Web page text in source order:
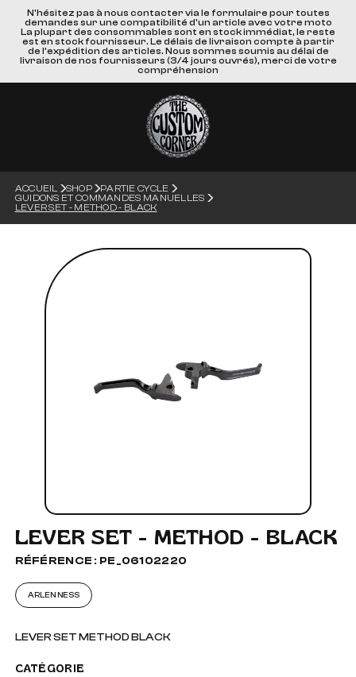
N'hésitez pas à nous contacter via le formulaire pour toutes
demandes sur une compatibilité d'un article avec votre moto
La plupart des consommables sont en stock immédiat, le reste
est en stock fournisseur. Le délais de livraison compte à partir
de l'expédition des articles. Nous sommes soumis au délai de
livraison de nos fournisseurs (3/4 jours ouvrés), merci de votre
compréhension
ACCUEIL SHOP
PARTIE CYCLE
GUIDONS ET COMMANDES MANUELLES
LEVER SET - METHOD - BLACK
LEVER SET - METHOD - BLACK
RÉFÉRENCE : PE_06102220
ARLEN NESS
LEVER SET METHOD BLACK
CATÉGORIE